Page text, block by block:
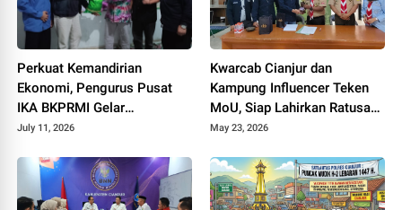
Perkuat Kemandirian
Ekonomi, Pengurus Pusat
IKA BKPRMI Gelar
Sosialisasi Ketahanan
July 11, 2026
Kwarcab Cianjur dan
Kampung Influencer Teken
MoU, Siap Lahirkan Ratusan
Kreator Konten Edukatif
May 23, 2026